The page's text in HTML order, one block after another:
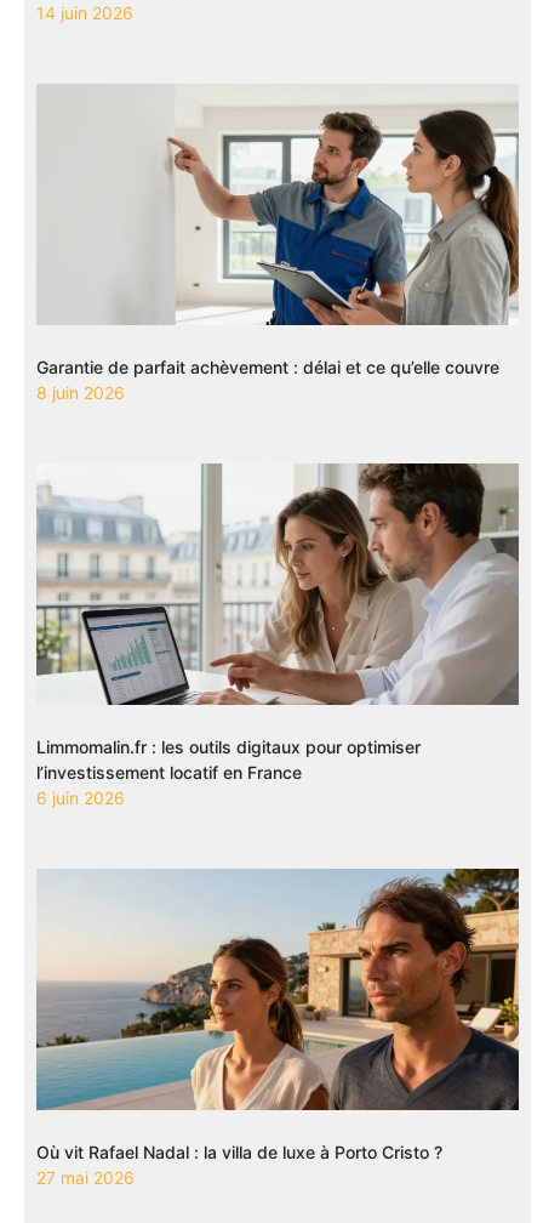
14 juin 2026
Garantie de parfait achèvement : délai et ce qu’elle couvre
8 juin 2026
Limmomalin.fr : les outils digitaux pour optimiser
l’investissement locatif en France
6 juin 2026
Où vit Rafael Nadal : la villa de luxe à Porto Cristo ?
27 mai 2026